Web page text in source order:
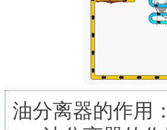
油分离器的作用